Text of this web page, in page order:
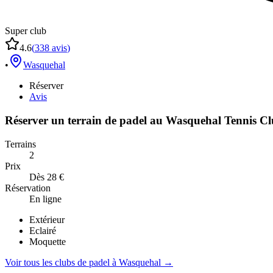
Super club
4.6(338 avis)
•
Wasquehal
Réserver
Avis
Réserver un terrain de padel au Wasquehal Tennis
Terrains
2
Prix
Dès 28 €
Réservation
En ligne
Extérieur
Eclairé
Moquette
Voir tous les clubs de padel à Wasquehal →